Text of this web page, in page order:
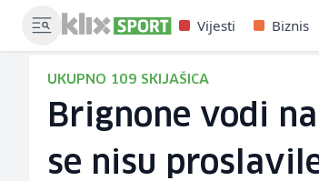
Vijesti Biznis
UKUPNO 109 SKIJAŠICA
Brignone vodi
se nisu